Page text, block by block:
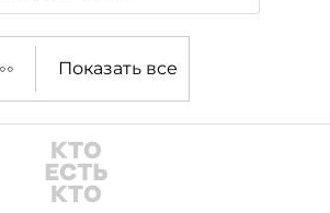
Показать все